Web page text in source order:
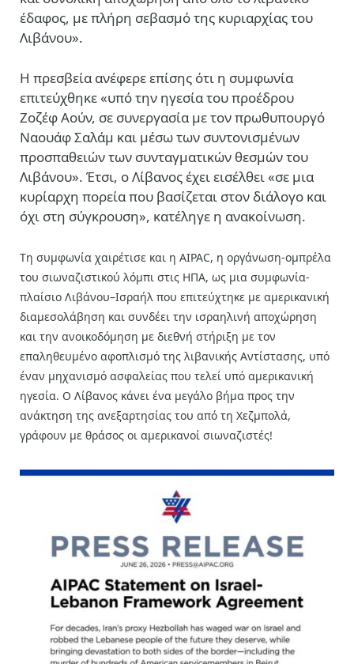
έδαφος, με πλήρη σεβασμό της κυριαρχίας του
Λιβάνου».
Η πρεσβεία ανέφερε επίσης ότι η συμφωνία
επιτεύχθηκε «υπό την ηγεσία του προέδρου
Ζοζέφ Αούν, σε συνεργασία με τον πρωθυπουργό
Ναουάφ Σαλάμ και μέσω των συντονισμένων
προσπαθειών των συνταγματικών θεσμών του
Λιβάνου». Έτσι, ο Λίβανος έχει εισέλθει «σε μια
κυρίαρχη πορεία που βασίζεται στον διάλογο και
όχι στη σύγκρουση», κατέληγε η ανακοίνωση.
Tη συμφωνία χαιρέτισε και η AIPAC, η οργάνωση-ομπρέλα
του σιωναζιστικού λόμπι στις ΗΠΑ, ως μια συμφωνία-
πλαίσιο Λιβάνου–Ισραήλ που επιτεύχτηκε με αμερικανική
διαμεσολάβηση και συνδέει την ισραηλινή αποχώρηση
και την ανοικοδόμηση με διεθνή στήριξη με τον
επαληθευμένο αφοπλισμό της λιβανικής Αντίστασης, υπό
έναν μηχανισμό ασφαλείας που τελεί υπό αμερικανική
ηγεσία. Ο Λίβανος κάνει ένα μεγάλο βήμα προς την
ανάκτηση της ανεξαρτησίας του από τη Χεζμπολά,
γράφουν με θράσος οι αμερικανοί σιωναζιστές!